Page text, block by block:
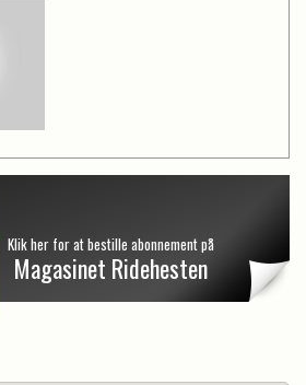
Klik her for at bestille abonnement på
Magasinet Ridehesten